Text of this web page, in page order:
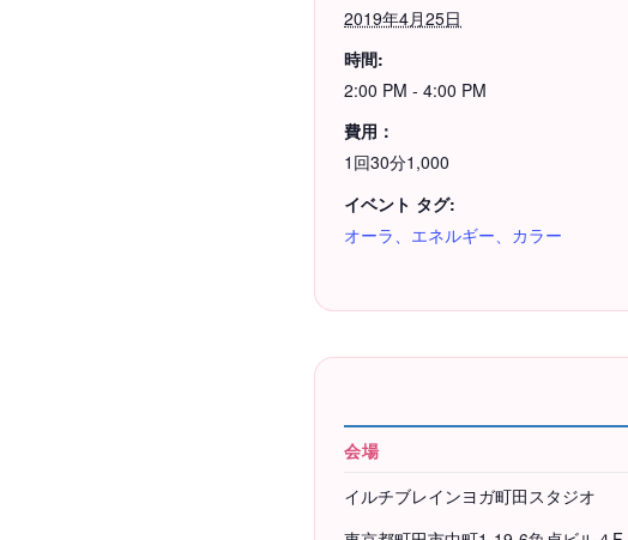
2019年4月25日
時間:
2:00 PM - 4:00 PM
費用：
1回30分1,000
イベント タグ:
オーラ、エネルギー、カラー
会場
イルチブレインヨガ町田スタジオ